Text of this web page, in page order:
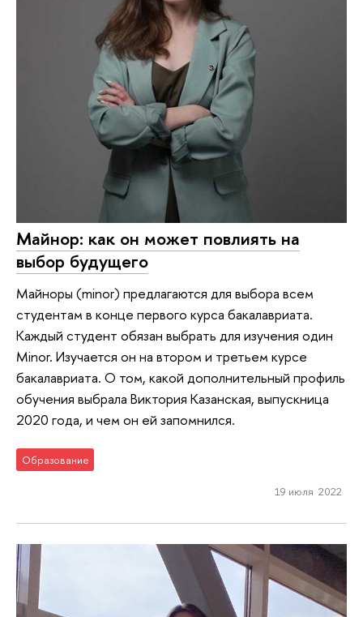
Майнор: как он может повлиять на
выбор будущего
Майноры (minor) предлагаются для выбора всем
студентам в конце первого курса бакалавриата.
Каждый студент обязан выбрать для изучения один
Minor. Изучается он на втором и третьем курсе
бакалавриата. О том, какой дополнительный профиль
обучения выбрала Виктория Казанская, выпускница
2020 года, и чем он ей запомнился.
Образование
19 июля 2022